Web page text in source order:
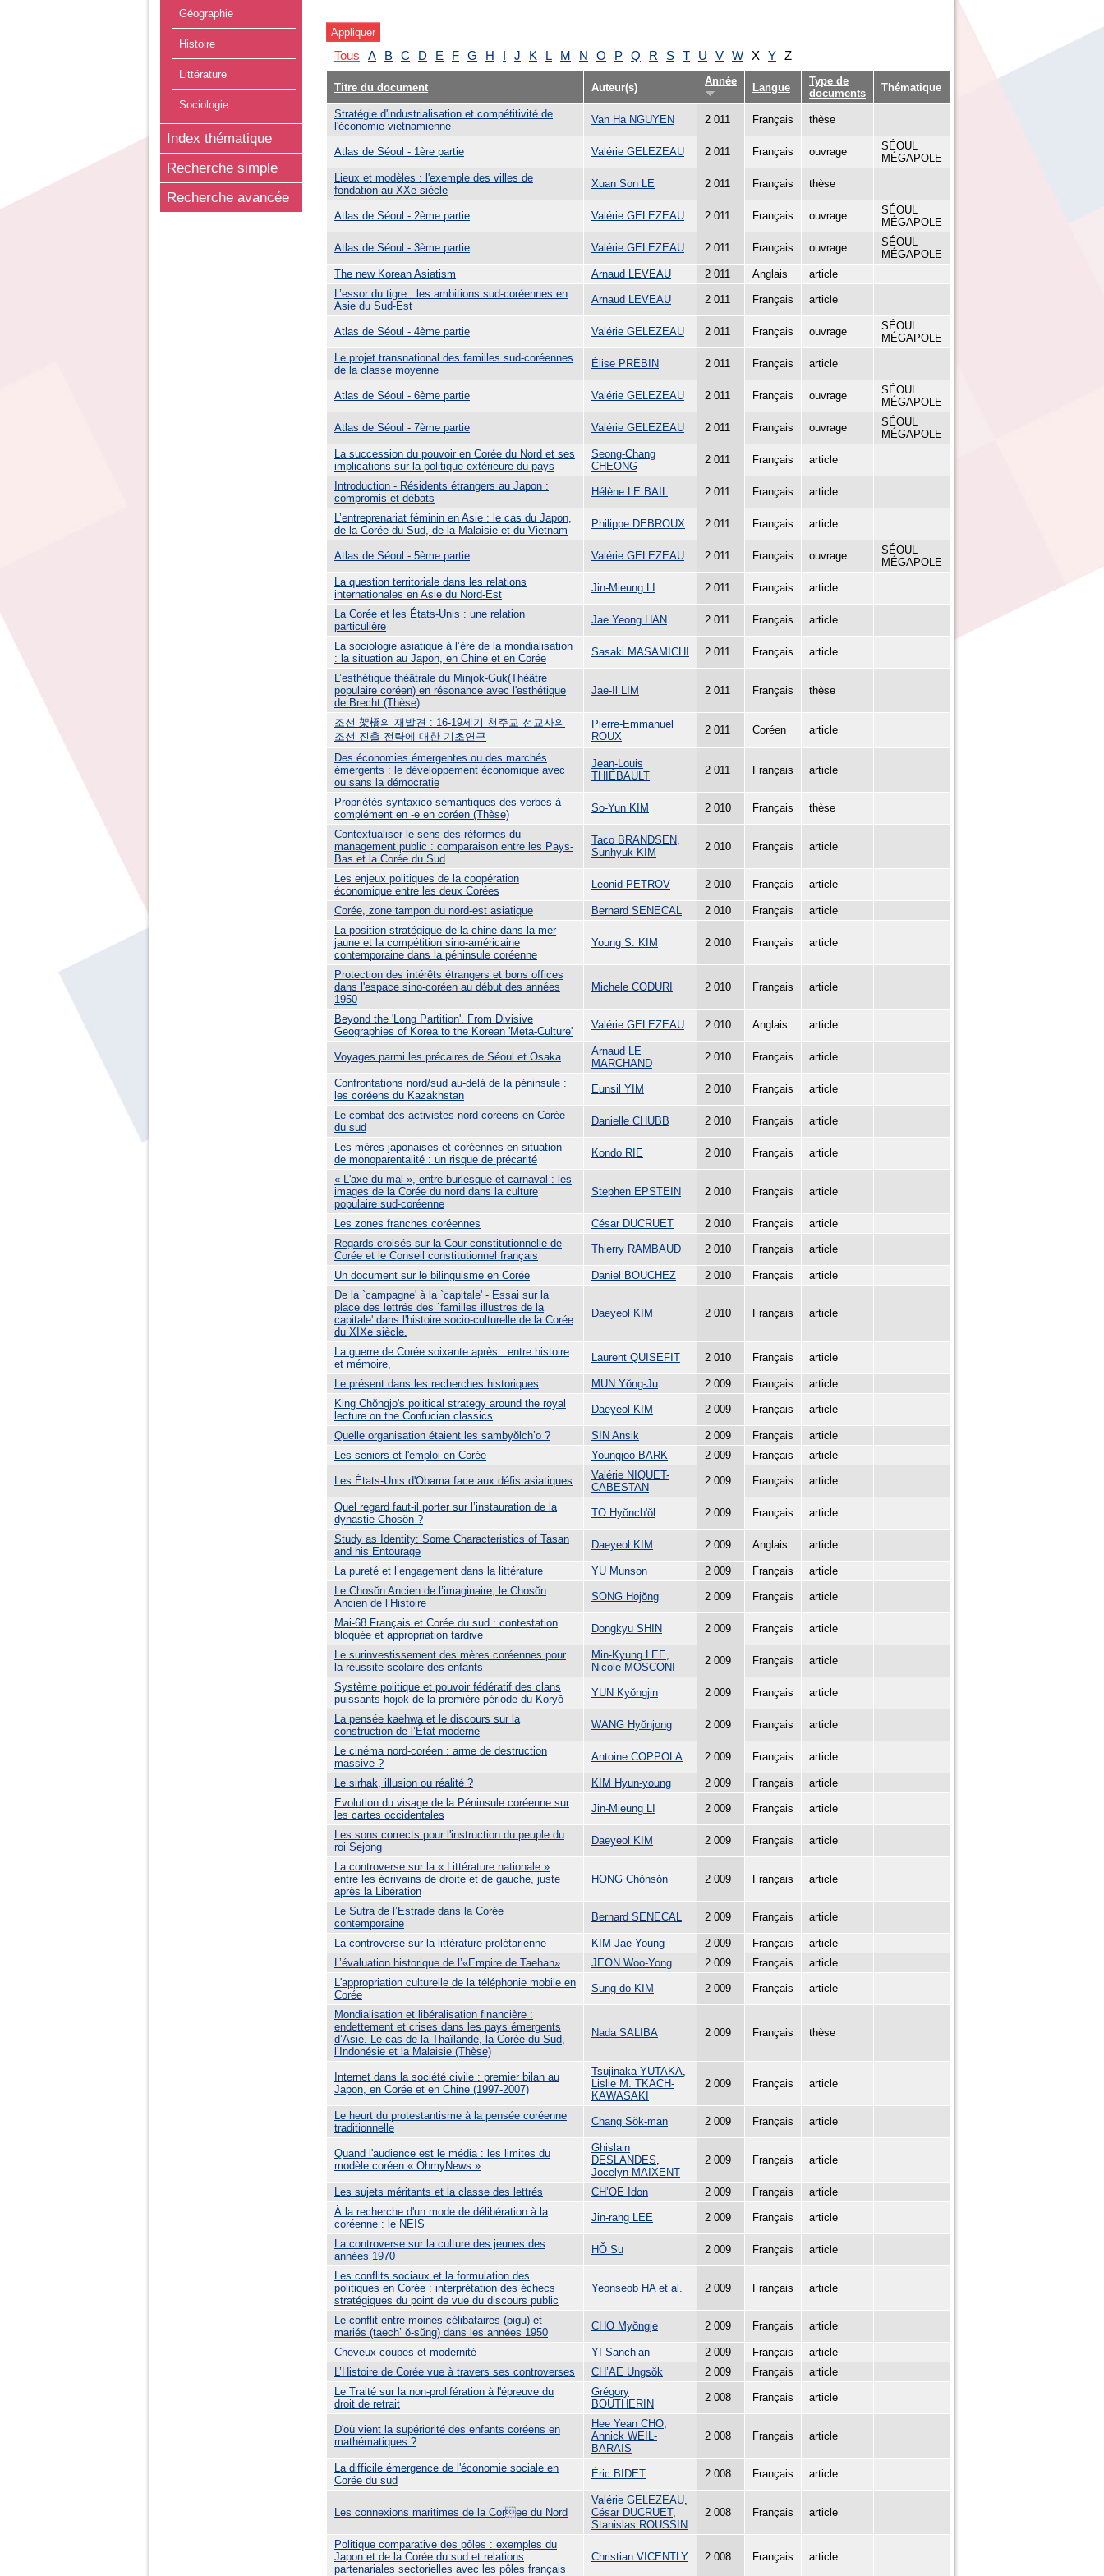
Géographie
Histoire
Littérature
Sociologie
Index thématique
Recherche simple
Recherche avancée
Tous A B C D E F G H I J K L M N O P Q R S T U V W X Y Z
Titre du document Auteur(s)
Année
Langue
Type de
documents
Thématique
Stratégie d'industrialisation et compétitivité de
l'économie vietnamienne
Van Ha NGUYEN 2 011 Français thèse
Atlas de Séoul - 1ère partie Valérie GELEZEAU 2 011 Français ouvrage
SÉOUL
MÉGAPOLE
Lieux et modèles : l'exemple des villes de
fondation au XXe siècle
Xuan Son LE 2 011 Français thèse
Atlas de Séoul - 2ème partie Valérie GELEZEAU 2 011 Français ouvrage
SÉOUL
MÉGAPOLE
Atlas de Séoul - 3ème partie Valérie GELEZEAU 2 011 Français ouvrage
SÉOUL
MÉGAPOLE
The new Korean Asiatism
Arnaud LEVEAU 2 011 Anglais
article
L’essor du tigre : les ambitions sud-coréennes en
Asie du Sud-Est
Arnaud LEVEAU 2 011 Français article
Atlas de Séoul - 4ème partie Valérie GELEZEAU 2 011 Français ouvrage
SÉOUL
MÉGAPOLE
Le projet transnational des familles sud-coréennes
de la classe moyenne
Élise PRÉBIN 2 011 Français article
Atlas de Séoul - 6ème partie Valérie GELEZEAU 2 011 Français ouvrage
SÉOUL
MÉGAPOLE
Atlas de Séoul - 7ème partie Valérie GELEZEAU 2 011 Français ouvrage
SÉOUL
MÉGAPOLE
La succession du pouvoir en Corée du Nord et ses
implications sur la politique extérieure du pays
Seong-Chang
CHEONG
2 011 Français article
Introduction - Résidents étrangers au Japon :
compromis et débats
Hélène LE BAIL 2 011 Français article
L’entreprenariat féminin en Asie : le cas du Japon,
de la Corée du Sud, de la Malaisie et du Vietnam
Philippe DEBROUX 2 011 Français article
Atlas de Séoul - 5ème partie Valérie GELEZEAU 2 011 Français ouvrage
SÉOUL
MÉGAPOLE
La question territoriale dans les relations
internationales en Asie du Nord-Est
Jin-Mieung LI 2 011 Français article
La Corée et les États-Unis : une relation
particulière
Jae Yeong HAN 2 011 Français article
La sociologie asiatique à l’ère de la mondialisation
: la situation au Japon, en Chine et en Corée
Sasaki MASAMICHI 2 011 Français article
L’esthétique théâtrale du Minjok-Guk(Théâtre
populaire coréen) en résonance avec l'esthétique
de Brecht (Thèse)
Jae-Il LIM 2 011 Français thèse
조선 架橋의 재발견 : 16-19세기 천주교 선교사의
조선 진출 전략에 대한 기초연구
Pierre-Emmanuel
ROUX
2 011 Coréen article
Des économies émergentes ou des marchés
émergents : le développement économique avec
ou sans la démocratie
Jean-Louis
THIÉBAULT
2 011 Français article
Propriétés syntaxico-sémantiques des verbes à
complément en -e en coréen (Thèse)
So-Yun KIM 2 010 Français thèse
Contextualiser le sens des réformes du
management public : comparaison entre les Pays-
Bas et la Corée du Sud
Taco BRANDSEN
Sunhyuk KIM
2 010 Français article
Les enjeux politiques de la coopération
économique entre les deux Corées
Leonid PETROV 2 010 Français article
Corée, zone tampon du nord-est asiatique Bernard SENECAL 2 010 Français
article
La position stratégique de la chine dans la mer
jaune et la compétition sino-américaine
contemporaine dans la péninsule coréenne
Young S. KIM 2 010 Français article
Protection des intérêts étrangers et bons offices
dans l'espace sino-coréen au début des années
1950
Michele CODURI 2 010 Français article
Beyond the 'Long Partition'. From Divisive
Geographies of Korea to the Korean 'Meta-Culture'
Valérie GELEZEAU 2 010 Anglais article
Voyages parmi les précaires de Séoul et Osaka
Arnaud LE
MARCHAND
2 010 Français article
Confrontations nord/sud au-delà de la péninsule :
les coréens du Kazakhstan
Eunsil YIM 2 010 Français article
Le combat des activistes nord-coréens en Corée
du sud
Danielle CHUBB 2 010 Français article
Les mères japonaises et coréennes en situation
de monoparentalité : un risque de précarité
Kondo RIE 2 010 Français article
« L'axe du mal », entre burlesque et carnaval : les
images de la Corée du nord dans la culture
populaire sud-coréenne
Stephen EPSTEIN 2 010 Français article
Les zones franches coréennes César DUCRUET 2 010 Français
article
Regards croisés sur la Cour constitutionnelle de
Corée et le Conseil constitutionnel français
Thierry RAMBAUD 2 010 Français article
Un document sur le bilinguisme en Corée Daniel BOUCHEZ 2 010 Français
article
De la `campagne' à la `capitale' - Essai sur la
place des lettrés des `familles illustres de la
capitale' dans l'histoire socio-culturelle de la Corée
du XIXe siècle.
Daeyeol KIM 2 010 Français article
La guerre de Corée soixante après : entre histoire
et mémoire,
Laurent QUISEFIT 2 010 Français article
Le présent dans les recherches historiques MUN Yŏng-Ju 2 009 Français
article
King Chŏngjo's political strategy around the royal
lecture on the Confucian classics
Daeyeol KIM 2 009 Français article
Quelle organisation étaient les sambyŏlch’o ? SIN Ansik 2 009 Français
article
Les seniors et l'emploi en Corée
Youngjoo BARK 2 009 Français article
Les États-Unis d'Obama face aux défis asiatiques
Valérie NIQUET-
CABESTAN
2 009 Français article
Quel regard faut-il porter sur l’instauration de la
dynastie Chosŏn ?
TO Hyŏnch'ŏl 2 009 Français article
Study as Identity: Some Characteristics of Tasan
and his Entourage
Daeyeol KIM 2 009 Anglais article
La pureté et l’engagement dans la littérature YU Munson 2 009 Français
article
Le Chosŏn Ancien de l’imaginaire, le Chosŏn
Ancien de l’Histoire
SONG Hojŏng 2 009 Français article
Mai-68 Français et Corée du sud : contestation
bloquée et appropriation tardive
Dongkyu SHIN 2 009 Français article
Le surinvestissement des mères coréennes pour
la réussite scolaire des enfants
Min-Kyung LEE
Nicole MOSCONI
2 009 Français article
Système politique et pouvoir fédératif des clans
puissants hojok de la première période du Koryŏ
YUN Kyŏngjin 2 009 Français article
La pensée kaehwa et le discours sur la
construction de l’État moderne
WANG Hyŏnjong 2 009 Français article
Le cinéma nord-coréen : arme de destruction
massive ?
Antoine COPPOLA 2 009 Français article
Le sirhak, illusion ou réalité ? KIM Hyun-young 2 009 Français
article
Evolution du visage de la Péninsule coréenne sur
les cartes occidentales
Jin-Mieung LI 2 009 Français article
Les sons corrects pour l'instruction du peuple du
roi Sejong
Daeyeol KIM 2 009 Français article
La controverse sur la « Littérature nationale »
entre les écrivains de droite et de gauche, juste
après la Libération
HONG Chǒnsǒn 2 009 Français article
Le Sutra de l’Estrade dans la Corée
contemporaine
Bernard SENECAL 2 009 Français article
La controverse sur la littérature prolétarienne KIM Jae-Young 2 009 Français
article
L’évaluation historique de l’«Empire de Taehan»
JEON Woo-Yong 2 009 Français
article
L'appropriation culturelle de la téléphonie mobile en
Corée
Sung-do KIM 2 009 Français article
Mondialisation et libéralisation financière :
endettement et crises dans les pays émergents
d’Asie. Le cas de la Thaïlande, la Corée du Sud,
l’Indonésie et la Malaisie (Thèse)
Nada SALIBA 2 009 Français thèse
Internet dans la société civile : premier bilan au
Japon, en Corée et en Chine (1997-2007)
Tsujinaka YUTAKA
Lislie M. TKACH-
KAWASAKI
2 009 Français article
Le heurt du protestantisme à la pensée coréenne
traditionnelle
Chang Sŏk-man 2 009 Français article
Quand l'audience est le média : les limites du
modèle coréen « OhmyNews »
Ghislain
DESLANDES
Jocelyn MAIXENT
2 009 Français article
Les sujets méritants et la classe des lettrés CH’OE Idon 2 009 Français
article
À la recherche d'un mode de délibération à la
coréenne : le NEIS
Jin-rang LEE 2 009 Français article
La controverse sur la culture des jeunes des
années 1970
HǑ Su 2 009 Français article
Les conflits sociaux et la formulation des
politiques en Corée : interprétation des échecs
stratégiques du point de vue du discours public
Yeonseob HA et al. 2 009 Français article
Le conflit entre moines célibataires (pigu) et
mariés (taech’ ŏ-sŭng) dans les années 1950
CHO Myŏngje 2 009 Français article
Cheveux coupes et modernité YI Sanch’an 2 009 Français
article
L’Histoire de Corée vue à travers ses controverses
CH’AE Ungsŏk 2 009 Français
article
Le Traité sur la non-prolifération à l'épreuve du
droit de retrait
Grégory
BOUTHERIN
2 008 Français article
D'où vient la supériorité des enfants coréens en
mathématiques ?
Hee Yean CHO
Annick WEIL-
BARAIS
2 008 Français article
La difficile émergence de l'économie sociale en
Corée du sud
Éric BIDET 2 008 Français article
Les connexions maritimes de la Coree du Nord
Valérie GELEZEAU
César DUCRUET,
Stanislas ROUSSIN
2 008 Français article
Politique comparative des pôles : exemples du
Japon et de la Corée du sud et relations
partenariales sectorielles avec les pôles français
Christian VICENTLY 2 008 Français article